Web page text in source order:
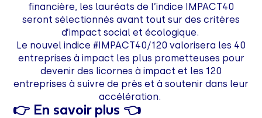
financière, les lauréats de l’indice IMPACT40
seront sélectionnés avant tout sur des critères
d’impact social et écologique.
Le nouvel indice #IMPACT40/120 valorisera les 40
entreprises à impact les plus prometteuses pour
devenir des licornes à impact et les 120
entreprises à suivre de près et à soutenir dans leur
accélération.
👉 En savoir plus 👈